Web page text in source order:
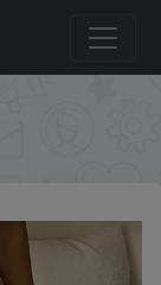
Waist
Home Wear